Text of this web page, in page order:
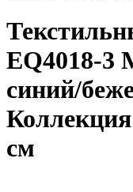
EQ4018-3
синий/
см